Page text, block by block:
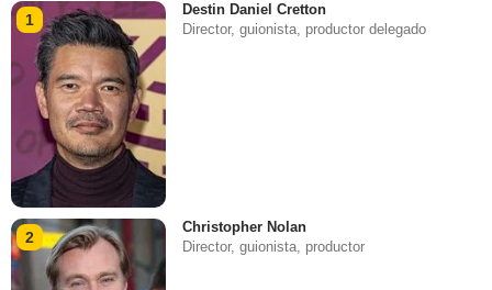
1
Destin Daniel Cretton
Director, guionista, productor delegado
2
Christopher Nolan
Director, guionista, productor